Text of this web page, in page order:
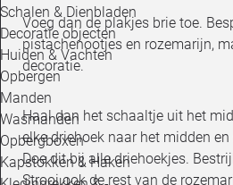
Schalen & Dienbladen
Decoratie objecten
Huiden & Vachten
Opbergen
Manden
Wasmanden
Opbergboxen
Kapstokken & Haken
Voeg dan de plakjes brie toe.
pistachenootjes en rozemarijn,
decoratie.
Haal dan het schaaltje uit het
elke driehoek naar het midden
Doe dit bij alle driehoekjes.
Strooi ook de rest van de